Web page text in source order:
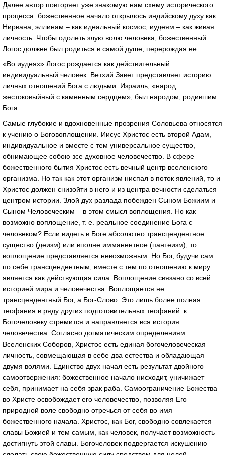
Далее автор повторяет уже знакомую нам схему исторического
процесса: божественное начало открылось индийскому духу как
Нирвана, эллинам – как идеальный космос, иудеям – как живая
личность. Чтобы одолеть злую волю человека, божественный
Логос должен был родиться в самой душе, перерождая ее.
«Во иудеях» Логос рождается как действительный
индивидуальный человек. Ветхий Завет представляет историю
личных отношений Бога с людьми. Израиль, «народ
жестоковыйный с каменным сердцем», был народом, родившим
Бога.
Самые глубокие и вдохновенные прозрения Соловьева относятся
к учению о Боговоплощении. Иисус Христос есть второй Адам,
индивидуальное и вместе с тем универсальное существо,
обнимающее собою зсе духовное человечество. В сфере
божественного бытия Христос есть вечный центр вселенского
организма. Но так как этот организм ниспал в поток явлений, то и
Христос должен снизойти в него и из центра вечности сделаться
центром истории. Злой дух разлада побежден Сыном Божиим и
Сыном Человеческим – в этом смысл воплощения. Но как
возможно воплощение, т. е. реальное соединение Бога с
человеком? Если видеть в Боге абсолютно трансцендентное
существо (деизм) или вполне имманентное (пантеизм), то
воплощение представляется невозможным. Но Бог, будучи сам
по себе трансцендентным, вместе с тем по отношению к миру
является как действующая сила. Воплощение связано со всей
историей мира и человечества. Воплощается не
трансцендентный Бог, а Бог-Слово. Это лишь более полная
теофания в ряду других подготовительных теофаний: к
Богочеловеку стремится и направляется вся история
человечества. Согласно догматическим определениям
Вселенских Соборов, Христос есть единая богочеловеческая
личность, совмещающая в себе два естества и обладающая
двумя волями. Единство двух начал есть результат двойного
самоотвержения: божественное начало нисходит, уничижает
себя, принимает на себя зрак раба. Самоограничение Божества
во Христе освобождает его человечество, позволяя Его
природной воле свободно отречься от себя во имя
божественного начала. Христос, как Бог, свободно совлекается
славы Божией и тем самым, как человек, получает возможность
достигнуть этой славы. Богочеловек подвергается искушению